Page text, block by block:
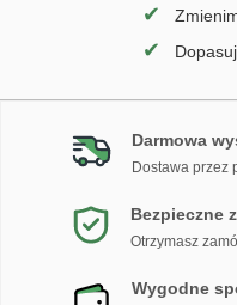
✔
✔
Darmowa
Dostawa przez
Bezpieczne
Otrzymasz
Wygodne